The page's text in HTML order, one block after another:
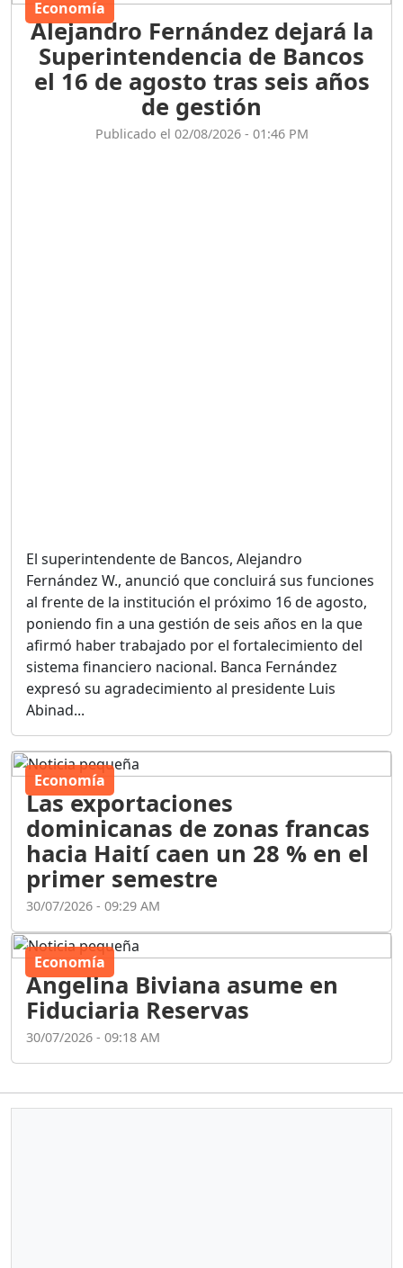
Economía
Alejandro Fernández dejará la
Superintendencia de Bancos
el 16 de agosto tras seis años
de gestión
Publicado el 02/08/2026 - 01:46 PM
El superintendente de Bancos, Alejandro
Fernández W., anunció que concluirá sus funciones
al frente de la institución el próximo 16 de agosto,
poniendo fin a una gestión de seis años en la que
afirmó haber trabajado por el fortalecimiento del
sistema financiero nacional. Banca Fernández
expresó su agradecimiento al presidente Luis
Abinad...
Economía
Las exportaciones
dominicanas de zonas francas
hacia Haití caen un 28 % en el
primer semestre
30/07/2026 - 09:29 AM
Economía
Angelina Biviana asume en
Fiduciaria Reservas
30/07/2026 - 09:18 AM